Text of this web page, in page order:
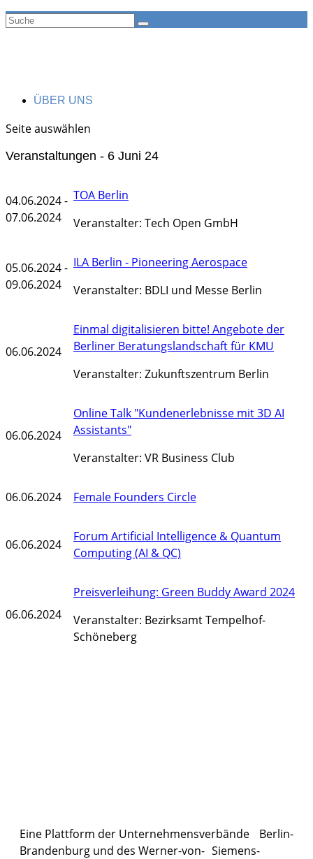
ÜBER UNS
Seite auswählen
Veranstaltungen - 6 Juni 24
04.06.2024 -
07.06.2024
TOA Berlin
Veranstalter: Tech Open GmbH
05.06.2024 -
09.06.2024
ILA Berlin - Pioneering Aerospace
Veranstalter: BDLI und Messe Berlin
06.06.2024
Einmal digitalisieren bitte! Angebote der
Berliner Beratungslandschaft für KMU
Veranstalter: Zukunftszentrum Berlin
06.06.2024
Online Talk "Kundenerlebnisse mit 3D AI
Assistants"
Veranstalter: VR Business Club
06.06.2024 Female Founders Circle
06.06.2024
Forum Artificial Intelligence & Quantum
Computing (AI & QC)
06.06.2024
Preisverleihung: Green Buddy Award 2024
Veranstalter: Bezirksamt Tempelhof-
Schöneberg
Eine Plattform der Unternehmensverbände Berlin-
Brandenburg und des Werner-von- Siemens-